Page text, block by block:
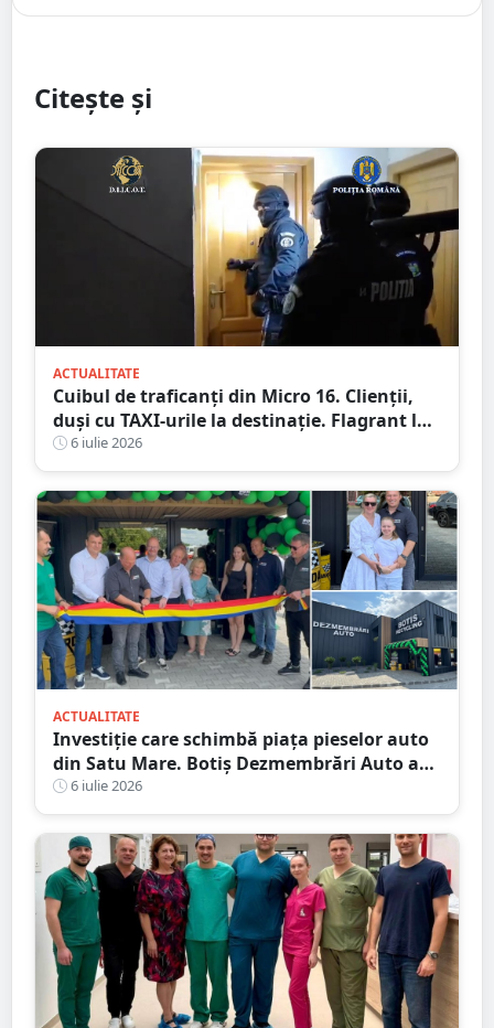
Citește și
ACTUALITATE
Cuibul de traficanți din Micro 16. Clienții,
duși cu TAXI-urile la destinație. Flagrant la
o cafenea
6 iulie 2026
ACTUALITATE
Investiție care schimbă piața pieselor auto
din Satu Mare. Botiș Dezmembrări Auto a
inaugurat noul centru
6 iulie 2026